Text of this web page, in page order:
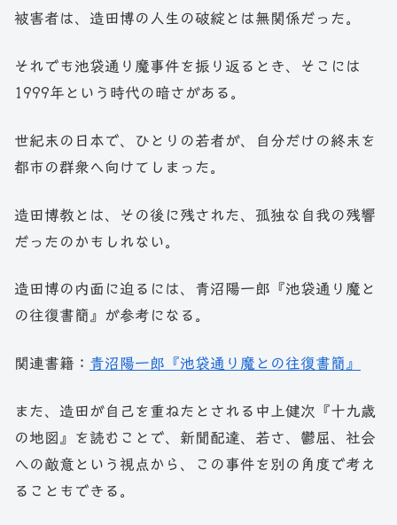
被害者は、造田博の人生の破綻とは無関係だった。
それでも池袋通り魔事件を振り返るとき、そこには
1999年という時代の暗さがある。
世紀末の日本で、ひとりの若者が、自分だけの終末を
都市の群衆へ向けてしまった。
造田博教とは、その後に残された、孤独な自我の残響
だったのかもしれない。
造田博の内面に迫るには、青沼陽一郎『池袋通り魔と
の往復書簡』が参考になる。
関連書籍： 青沼陽一郎『池袋通り魔との往復書簡』
また、造田が自己を重ねたとされる中上健次『十九歳
の地図』を読むことで、新聞配達、若さ、鬱屈、社会
への敵意という視点から、この事件を別の角度で考え
ることもできる。